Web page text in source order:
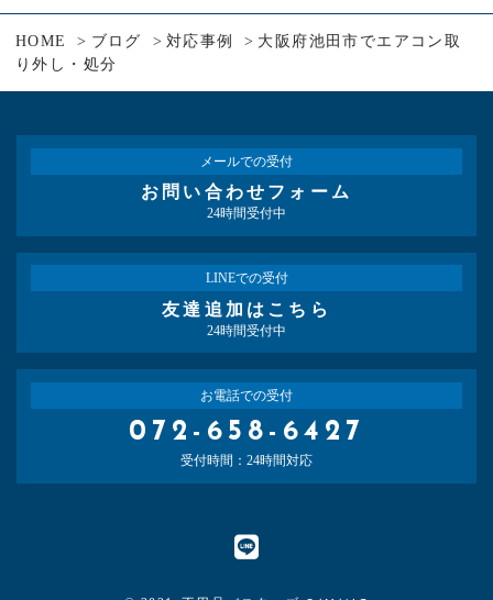
HOME ブログ 対応事例
大阪府池田市でエアコン取
り外し・処分
メールでの受付
お問い合わせフォーム
24時間受付中
LINEでの受付
友達追加はこちら
24時間受付中
お電話での受付
072-658-6427
受付時間：24時間対応